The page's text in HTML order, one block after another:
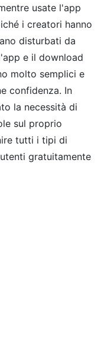
usate l'app
i creatori hanno
disturbati da
e il download
molto semplici e
confidenza. In
la necessità di
sul proprio
tutti i tipi di
gratuitamente